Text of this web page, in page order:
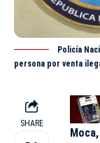
Policía
persona por venta
SHARE